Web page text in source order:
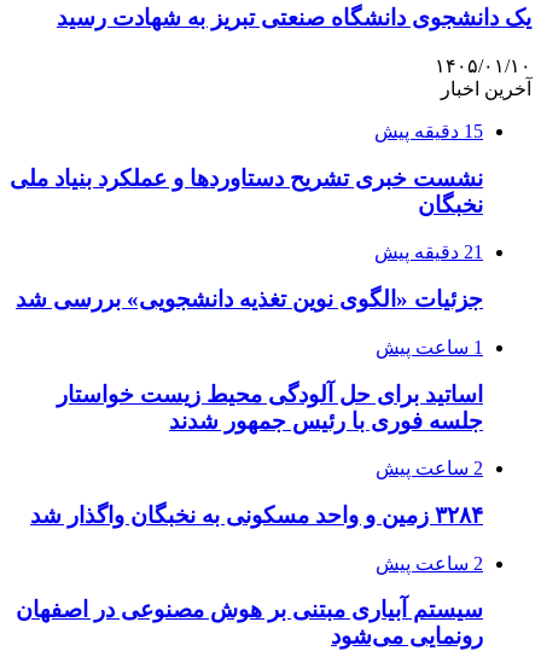
یک دانشجوی دانشگاه صنعتی تبریز به شهادت رسید
۱۴۰۵/۰۱/۱۰
آخرین اخبار
15 دقیقه پیش
نشست خبری تشریح دستاوردها و عملکرد بنیاد ملی
نخبگان
21 دقیقه پیش
جزئیات «الگوی نوین تغذیه دانشجویی» بررسی شد
1 ساعت پیش
اساتید برای حل آلودگی محیط زیست خواستار
جلسه فوری با رئیس جمهور شدند
2 ساعت پیش
۳۲۸۴ زمین و واحد مسکونی به نخبگان واگذار شد
2 ساعت پیش
سیستم آبیاری مبتنی بر هوش مصنوعی در اصفهان
رونمایی می‌شود